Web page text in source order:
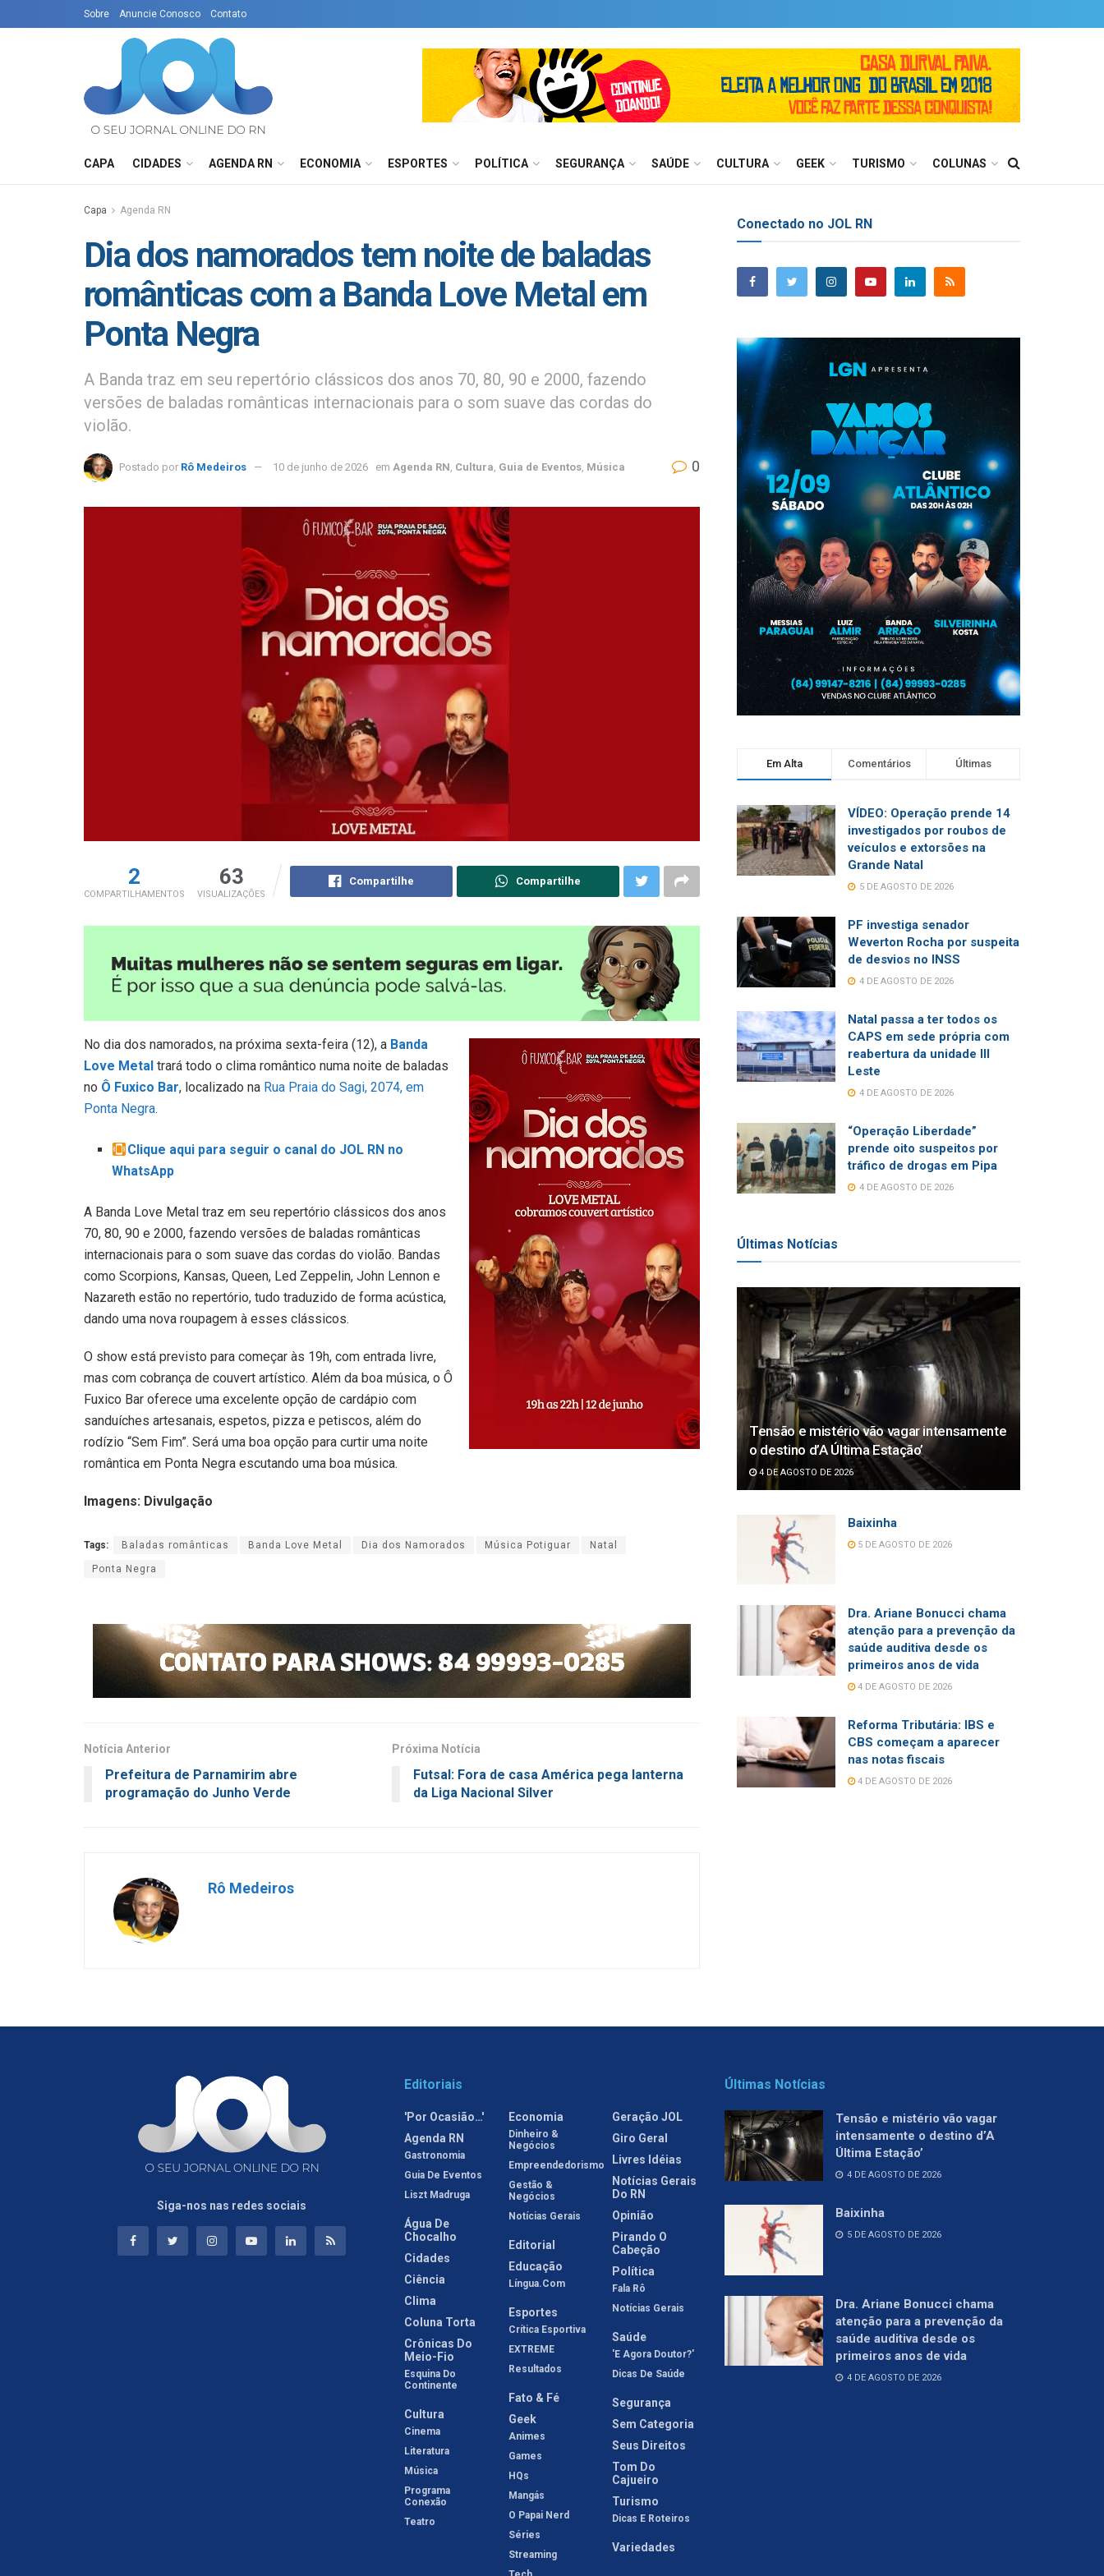
Sobre Anuncie Conosco Contato
CAPA CIDADES AGENDA RN ECONOMIA ESPORTES POLÍTICA SEGURANÇA SAÚDE CULTURA GEEK TURISMO COLUNAS
Capa Agenda RN
Dia dos namorados tem noite de baladas
românticas com a Banda Love Metal em
Ponta Negra
A Banda traz em seu repertório clássicos dos anos 70, 80, 90 e 2000, fazendo
versões de baladas românticas internacionais para o som suave das cordas do
violão.
Postado por Rô Medeiros 10 de junho de 2026 em Agenda RN Cultura Guia de Eventos Música 0
2
COMPARTILHAMENTOS
63
VISUALIZAÇÕES
Compartilhe Compartilhe
No dia dos namorados, na próxima sexta-feira (12), a Banda
Love Metal trará todo o clima romântico numa noite de baladas
no Ô Fuxico Bar, localizado na Rua Praia do Sagi, 2074, em
Ponta Negra.
Clique aqui para seguir o canal do JOL RN no
WhatsApp
A Banda Love Metal traz em seu repertório clássicos dos anos
70, 80, 90 e 2000, fazendo versões de baladas românticas
internacionais para o som suave das cordas do violão. Bandas
como Scorpions, Kansas, Queen, Led Zeppelin, John Lennon e
Nazareth estão no repertório, tudo traduzido de forma acústica,
dando uma nova roupagem à esses clássicos.
O show está previsto para começar às 19h, com entrada livre,
mas com cobrança de couvert artístico. Além da boa música, o Ô
Fuxico Bar oferece uma excelente opção de cardápio com
sanduíches artesanais, espetos, pizza e petiscos, além do
rodízio “Sem Fim”. Será uma boa opção para curtir uma noite
romântica em Ponta Negra escutando uma boa música.
Imagens: Divulgação
Tags: Baladas românticas Banda Love Metal Dia dos Namorados Música Potiguar Natal
Ponta Negra
Notícia Anterior
Prefeitura de Parnamirim abre
programação do Junho Verde
Próxima Notícia
Futsal: Fora de casa América pega lanterna
da Liga Nacional Silver
Rô Medeiros
Conectado no JOL RN
Em Alta Comentários Últimas
VÍDEO: Operação prende 14
investigados por roubos de
veículos e extorsões na
Grande Natal
5 DE AGOSTO DE 2026
PF investiga senador
Weverton Rocha por suspeita
de desvios no INSS
4 DE AGOSTO DE 2026
Natal passa a ter todos os
CAPS em sede própria com
reabertura da unidade III
Leste
4 DE AGOSTO DE 2026
“Operação Liberdade”
prende oito suspeitos por
tráfico de drogas em Pipa
4 DE AGOSTO DE 2026
Últimas Notícias
Tensão e mistério vão vagar intensamente
o destino d’A Última Estação’
4 DE AGOSTO DE 2026
Baixinha
5 DE AGOSTO DE 2026
Dra. Ariane Bonucci chama
atenção para a prevenção da
saúde auditiva desde os
primeiros anos de vida
4 DE AGOSTO DE 2026
Reforma Tributária: IBS e
CBS começam a aparecer
nas notas fiscais
4 DE AGOSTO DE 2026
Siga-nos nas redes sociais
Editoriais
'Por Ocasião…'
Agenda RN
Gastronomia
Guia De Eventos
Liszt Madruga
Água De
Chocalho
Cidades
Ciência
Clima
Coluna Torta
Crônicas Do
Meio-Fio
Esquina Do
Continente
Cultura
Cinema
Literatura
Música
Programa
Conexão
Teatro
Economia
Dinheiro &
Negócios
Empreendedorismo
Gestão &
Negócios
Notícias Gerais
Editorial
Educação
Língua.com
Esportes
Crítica Esportiva
EXTREME
Resultados
Fato & Fé
Geek
Animes
Games
HQs
Mangás
O Papai Nerd
Séries
Streaming
Geração JOL
Giro Geral
Livres Idéias
Notícias Gerais
Do RN
Opinião
Pirando O
Cabeção
Política
Fala Rô
Notícias Gerais
Saúde
'E Agora Doutor?'
Dicas De Saúde
Segurança
Sem Categoria
Seus Direitos
Tom Do
Cajueiro
Turismo
Dicas E Roteiros
Variedades
Últimas Notícias
Tensão e mistério vão vagar
intensamente o destino d’A
Última Estação’
4 DE AGOSTO DE 2026
Baixinha
5 DE AGOSTO DE 2026
Dra. Ariane Bonucci chama
atenção para a prevenção da
saúde auditiva desde os
primeiros anos de vida
4 DE AGOSTO DE 2026